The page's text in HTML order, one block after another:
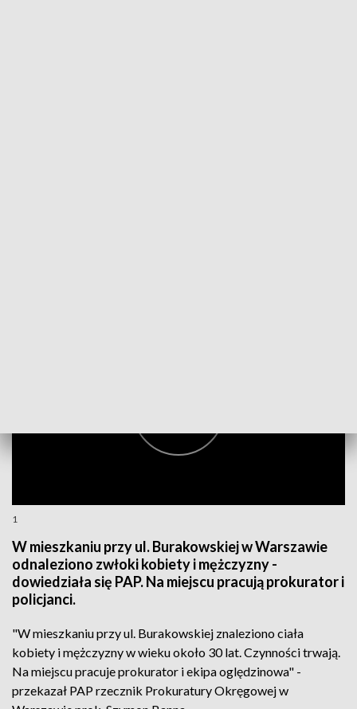
1
W mieszkaniu przy ul. Burakowskiej w Warszawie
odnaleziono zwłoki kobiety i mężczyzny -
dowiedziała się PAP. Na miejscu pracują prokurator i
policjanci.
"W mieszkaniu przy ul. Burakowskiej znaleziono ciała
kobiety i mężczyzny w wieku około 30 lat. Czynności trwają.
Na miejscu pracuje prokurator i ekipa oględzinowa" -
przekazał PAP rzecznik Prokuratury Okręgowej w